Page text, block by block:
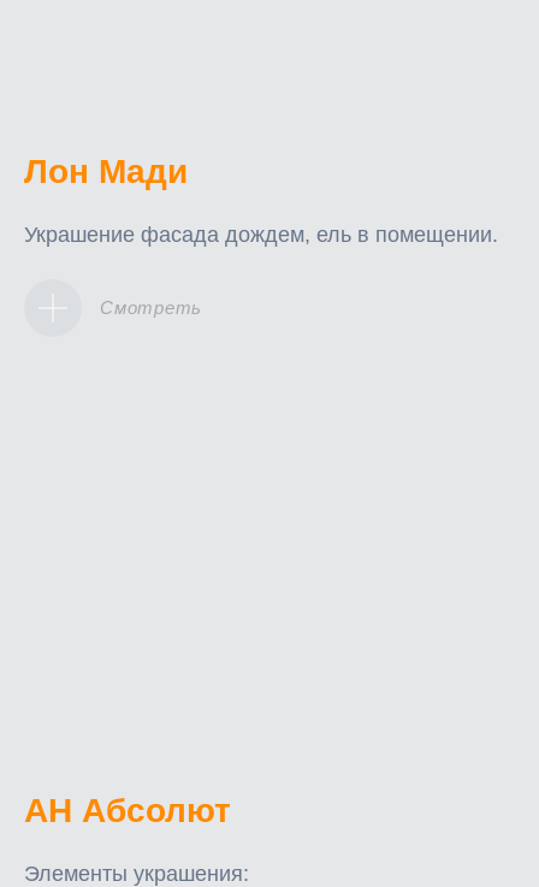
Лон Мади
Украшение фасада дождем, ель в помещении.
Смотреть
АН Абсолют
Элементы украшения: